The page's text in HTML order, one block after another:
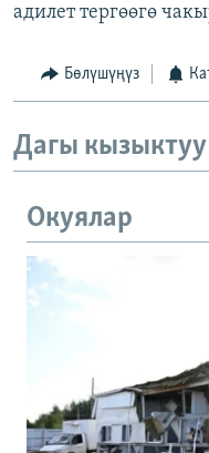
адилет тергөөгө
Бөлүшүңүз
Дагы
Окуялар